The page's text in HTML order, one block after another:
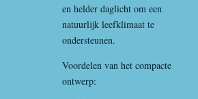
en helder daglicht om een
natuurlijk leefklimaat te
ondersteunen.
Voordelen van het compacte
ontwerp: